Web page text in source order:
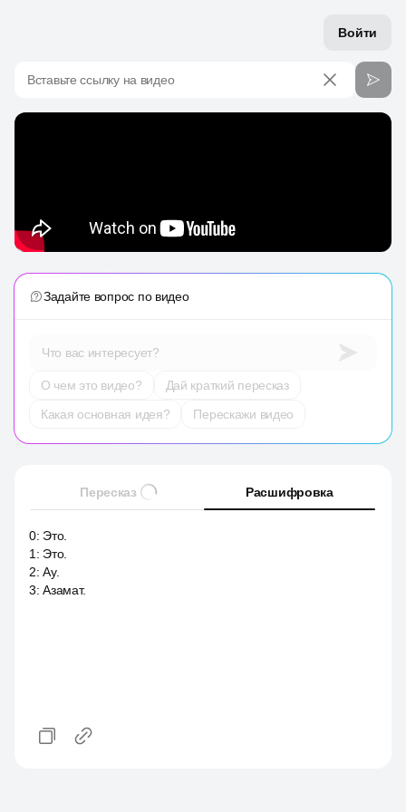
Войти
Вставьте ссылку на видео
Задайте вопрос по видео
Что вас интересует?
О чем это видео?
Дай краткий пересказ
Какая основная идея?
Перескажи видео
Пересказ Расшифровка
0: Это.
1 : Это.
2:Ау.
3:Азамат.